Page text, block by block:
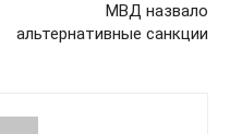
МВД назвало
альтернативные санкции